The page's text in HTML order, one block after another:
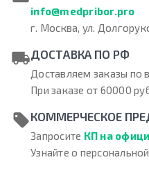
info@medpribor.pro
г. Москва, ул.
ДОСТАВКА ПО РФ
Доставляем заказы по
При заказе от 60000
КОММЕРЧЕСКОЕ
Запросите КП на
Узнайте о